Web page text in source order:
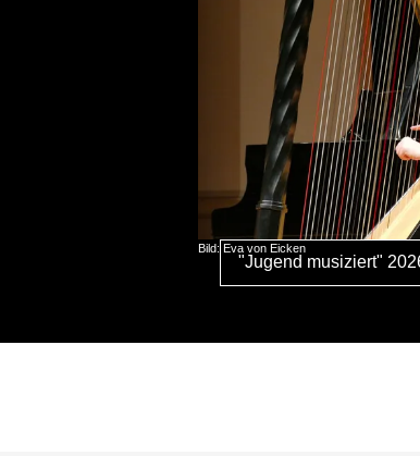
Bild: Eva von Eicken
"Jugend musiziert"